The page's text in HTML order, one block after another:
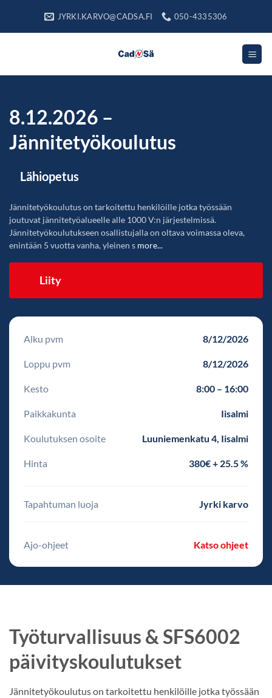
JYRKI.KARVO@CADSA.FI 050-4335306
8.12.2026 –
Jännitetyökoulutus
Lähiopetus
Jännitetyökoulutus on tarkoitettu henkilöille jotka työssään
joutuvat jännitetyöalueelle alle 1000 V:n järjestelmissä.
Jännitetyökoulutukseen osallistujalla on oltava voimassa oleva,
enintään 5 vuotta vanha, yleinen s more...
Liity
Alku pvm 8/12/2026
Loppu pvm 8/12/2026
Kesto 8:00 – 16:00
Paikkakunta Iisalmi
Koulutuksen osoite Luuniemenkatu 4, Iisalmi
Hinta 380€ + 25.5 %
Tapahtuman luoja Jyrki karvo
Ajo-ohjeet Katso ohjeet
Työturvallisuus & SFS6002
päivityskoulutukset
Jännitetyökoulutus on tarkoitettu henkilöille jotka työssään